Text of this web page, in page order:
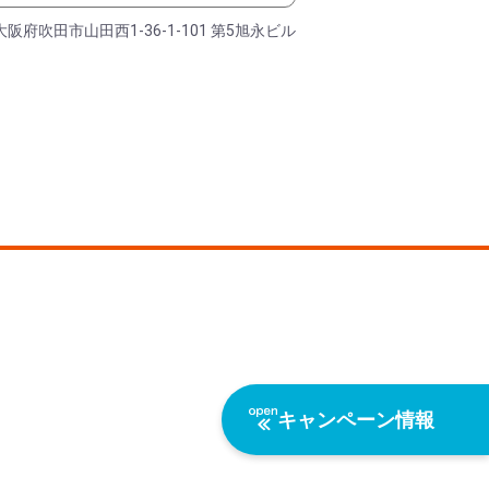
キャンペーン情報
阪府吹田市山田西1-36-1-101 第5旭永ビル